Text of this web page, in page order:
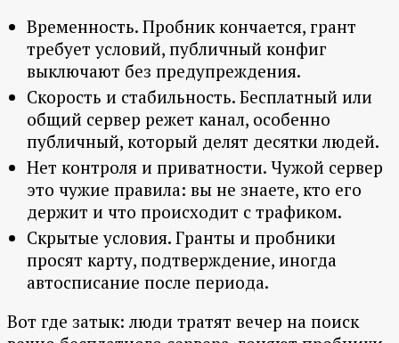
Временность. Пробник кончается, грант
требует условий, публичный конфиг
выключают без предупреждения.
Скорость и стабильность. Бесплатный или
общий сервер режет канал, особенно
публичный, который делят десятки людей.
Нет контроля и приватности. Чужой сервер
это чужие правила: вы не знаете, кто его
держит и что происходит с трафиком.
Скрытые условия. Гранты и пробники
просят карту, подтверждение, иногда
автосписание после периода.
Вот где затык: люди тратят вечер на поиск